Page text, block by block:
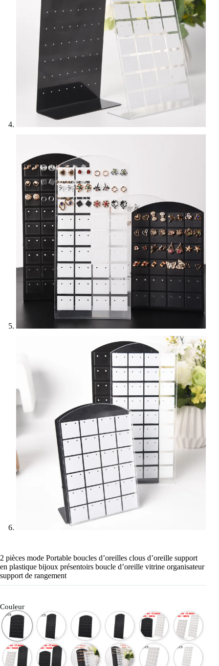
2 pièces mode Portable boucles d’oreilles clous d’oreille support
en plastique bijoux présentoirs boucle d’oreille vitrine organisateur
support de rangement
Couleur